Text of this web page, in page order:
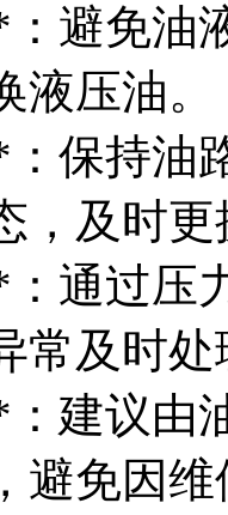
避免油
液压油。
保持油
，及时
通过压
常及时处
建议由
避免因